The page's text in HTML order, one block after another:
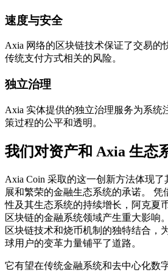
速度与安全
Axia 网络的区块链技术保证了交易的
传统支付方式相关的风险。
独立治理
Axia 实体提供的独立治理服务为系统
策过程的公平和透明。
我们对资产和 Axia 生态
Axia Coin 采取的这一创新方法体现
展和繁荣的金融生态系统的承诺。 凭
性及其生态系统的持续增长，阿克夏
区块链的金融系统领域产生重大影响
区块链技术和烧币机制的独特结合，
球用户的变革力量铺平了道路。
它有望在传统金融系统和去中心化数